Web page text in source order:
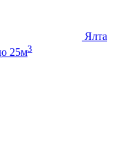
Ялта
25м3